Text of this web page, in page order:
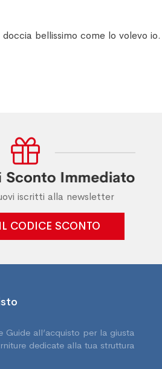
bellissimo come lo volevo io.
iscritti alla newsletter
CODICE SCONTO
all’acquisto per la giusta
dedicate alla tua struttura